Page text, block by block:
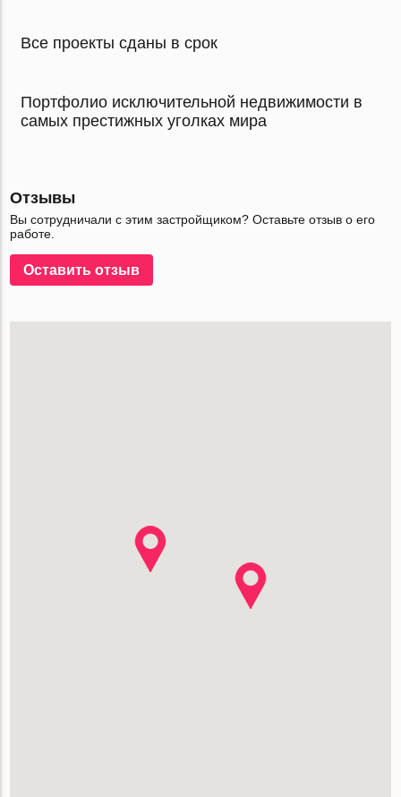
Все проекты сданы в срок
Портфолио исключительной недвижимости в
самых престижных уголках мира
Отзывы
Вы сотрудничали с этим застройщиком? Оставьте отзыв о его
работе.
Оставить отзыв